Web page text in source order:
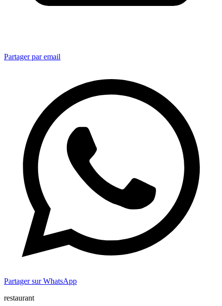
Partager par email
Partager sur WhatsApp
restaurant